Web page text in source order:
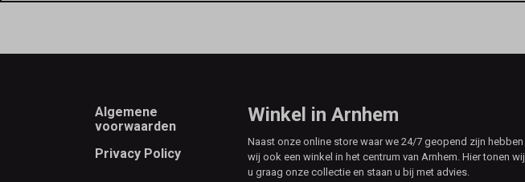
Footer
Algemene
voorwaarden
Privacy Policy
Winkel in Arnhem
Naast onze online store waar we 24/7 geopend zijn hebben
wij ook een winkel in het centrum van Arnhem. Hier tonen wij
u graag onze collectie en staan u bij met advies.